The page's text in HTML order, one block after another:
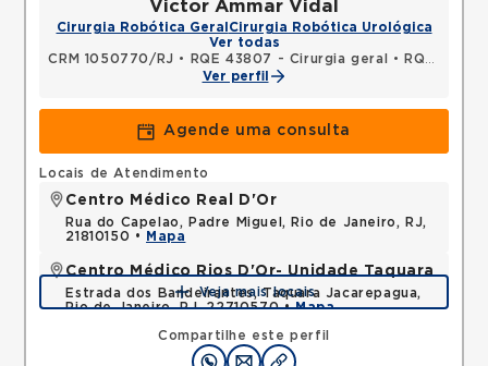
Victor Ammar Vidal
Cirurgia Robótica Geral Cirurgia Robótica Urológica
Ver todas
CRM 1050770/RJ • RQE 43807 - Cirurgia geral •
RQE 51581 - Urologia
Ver perfil
Agende uma consulta
Compartilhe este perfil
Locais de Atendimento
Centro Médico Real D'Or
Rua do Capelao, Padre Miguel, Rio de Janeiro, RJ,
21810150 •
Mapa
Centro Médico Rios D'Or- Unidade Taquara
Estrada dos Bandeirantes, Taquara Jacarepagua,
Rio de Janeiro, RJ, 22710570 •Mapa
Veja mais locais